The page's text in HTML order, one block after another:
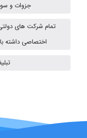
جزوات و
تمام شرکت های
اختصاصی داشته